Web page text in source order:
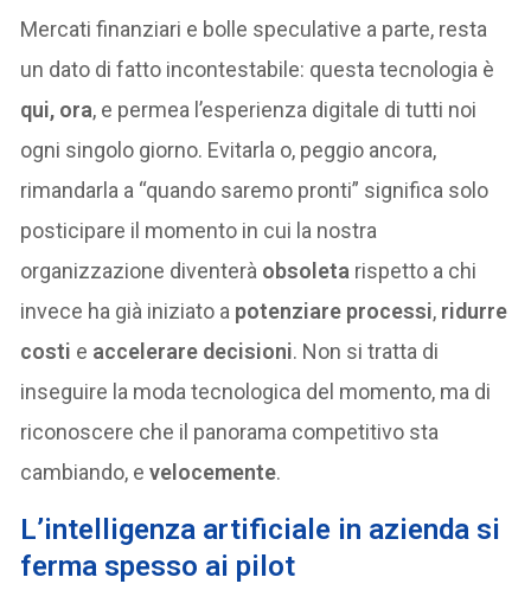
Mercati finanziari e bolle speculative a parte, resta
un dato di fatto incontestabile: questa tecnologia è
qui, ora, e permea l’esperienza digitale di tutti noi
ogni singolo giorno. Evitarla o, peggio ancora,
rimandarla a “quando saremo pronti” significa solo
posticipare il momento in cui la nostra
organizzazione diventerà obsoleta rispetto a chi
invece ha già iniziato a potenziare processi, ridurre
costi e accelerare decisioni. Non si tratta di
inseguire la moda tecnologica del momento, ma di
riconoscere che il panorama competitivo sta
cambiando, evelocemente.
L’intelligenza artificiale in azienda si
ferma spesso ai pilot